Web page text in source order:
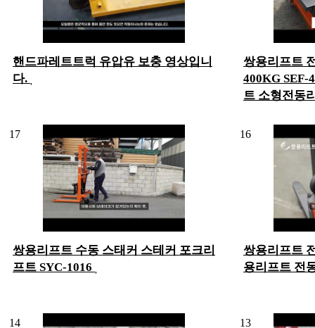
핸드파레트트럭 유압유 보충 영상입니
다.
쌍용리프트
400KG SEF-
트 소형전동
17
쌍용리프트 수동 스태커 스테커 포크리
프트 SYC-1016
16
쌍용리프트
용리프트 전
14 13